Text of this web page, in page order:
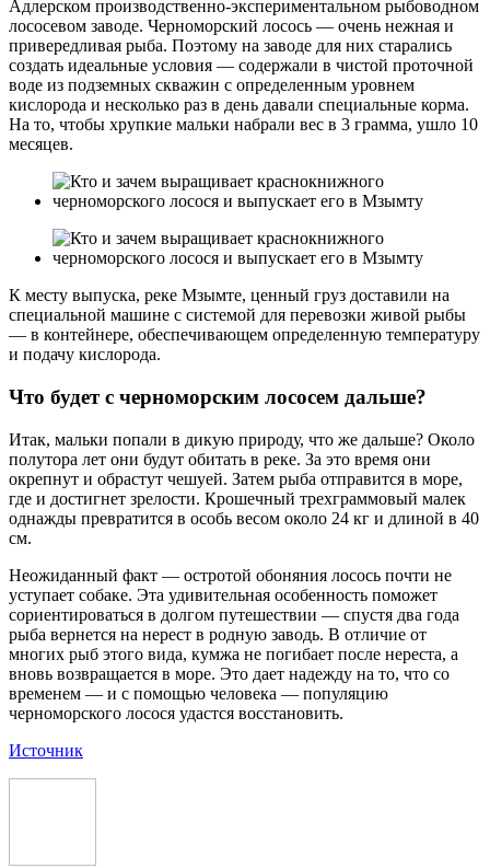
Адлерском производственно-экспериментальном рыбоводном
лососевом заводе. Черноморский лосось — очень нежная и
привередливая рыба. Поэтому на заводе для них старались
создать идеальные условия — содержали в чистой проточной
воде из подземных скважин с определенным уровнем
кислорода и несколько раз в день давали специальные корма.
На то, чтобы хрупкие мальки набрали вес в 3 грамма, ушло 10
месяцев.
К месту выпуска, реке Мзымте, ценный груз доставили на
специальной машине с системой для перевозки живой рыбы
— в контейнере, обеспечивающем определенную температуру
и подачу кислорода.
Что будет с черноморским лососем дальше?
Итак, мальки попали в дикую природу, что же дальше? Около
полутора лет они будут обитать в реке. За это время они
окрепнут и обрастут чешуей. Затем рыба отправится в море,
где и достигнет зрелости. Крошечный трехграммовый малек
однажды превратится в особь весом около 24 кг и длиной в 40
см.
Неожиданный факт — остротой обоняния лосось почти не
уступает собаке. Эта удивительная особенность поможет
сориентироваться в долгом путешествии — спустя два года
рыба вернется на нерест в родную заводь. В отличие от
многих рыб этого вида, кумжа не погибает после нереста, а
вновь возвращается в море. Это дает надежду на то, что со
временем — и с помощью человека — популяцию
черноморского лосося удастся восстановить.
Источник